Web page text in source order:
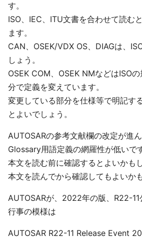
す。
ISO、IEC、ITU文書を合わせて読む
ます。
CAN、OSEK/VDX OS、DIAGは、
しょう。
OSEK COM、OSEK NMなどはISO
分で定義を変えています。
変更している部分を仕様等で明記す
とよいでしょう。
AUTOSARの参考文献欄の改定が進
Glossary用語定義の網羅性が低いです
本文を読む前に確認するとよいかも
本文を読んでから確認してもよいか
AUTOSARが、2022年の版、R22-
行事の模様は
AUTOSAR R22-11 Release Event